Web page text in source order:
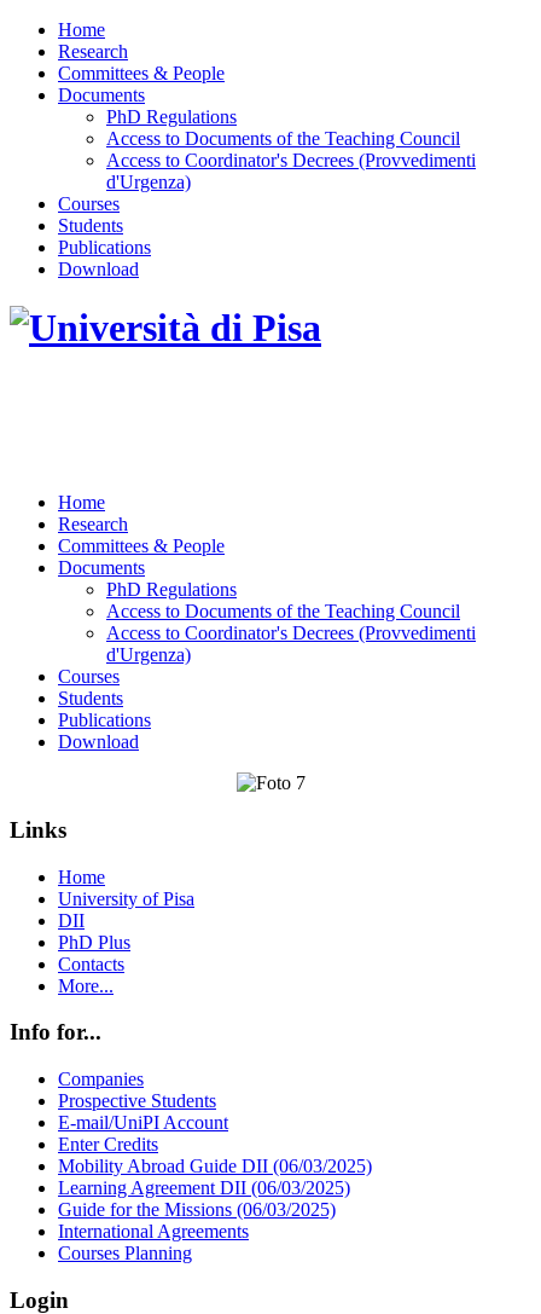
Home
Research
Committees & People
Documents
PhD Regulations
Access to Documents of the Teaching Council
Access to Coordinator's Decrees (Provvedimenti
d'Urgenza)
Courses
Students
Publications
Download
Home
Research
Committees & People
Documents
PhD Regulations
Access to Documents of the Teaching Council
Access to Coordinator's Decrees (Provvedimenti
d'Urgenza)
Courses
Students
Publications
Download
Links
Home
University of Pisa
DII
PhD Plus
Contacts
More...
Info for...
Companies
Prospective Students
E-mail/UniPI Account
Enter Credits
Mobility Abroad Guide DII (06/03/2025)
Learning Agreement DII (06/03/2025)
Guide for the Missions (06/03/2025)
International Agreements
Courses Planning
Login